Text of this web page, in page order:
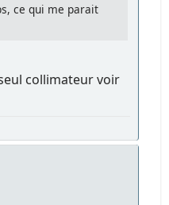
ce qui me parait
collimateur voir